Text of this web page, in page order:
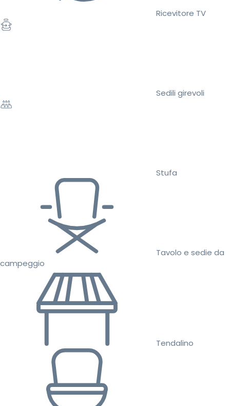
Ricevitore TV
Sedili girevoli
Stufa
Tavolo e sedie da
campeggio
Tendalino